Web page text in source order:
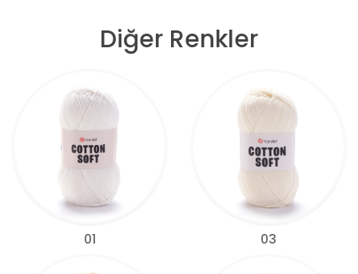
Diğer Renkler
01 03